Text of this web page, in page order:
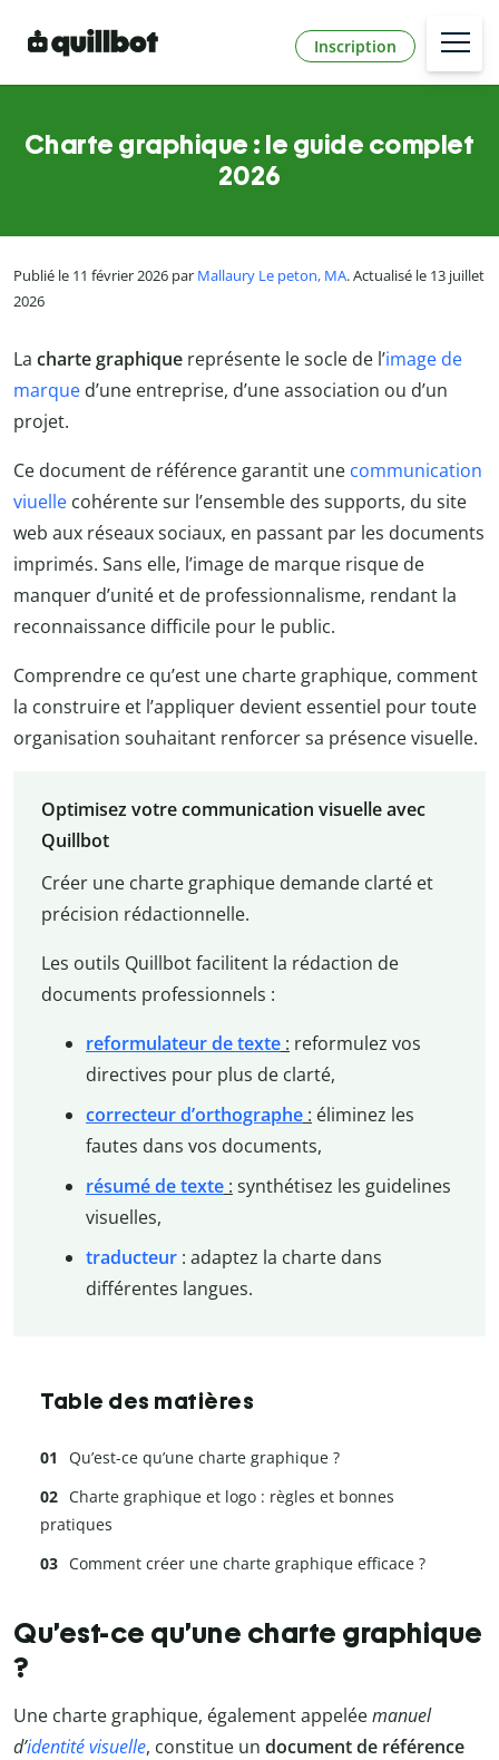
Inscription
Charte graphique : le guide complet
2026
Publié le 11 février 2026 par Mallaury Le peton, MA. Actualisé le 13 juillet
2026
La charte graphique représente le socle de l’image de
marque d’une entreprise, d’une association ou d’un
projet.
Ce document de référence garantit une communication
viuelle cohérente sur l’ensemble des supports, du site
web aux réseaux sociaux, en passant par les documents
imprimés. Sans elle, l’image de marque risque de
manquer d’unité et de professionnalisme, rendant la
reconnaissance difficile pour le public.
Comprendre ce qu’est une charte graphique, comment
la construire et l’appliquer devient essentiel pour toute
organisation souhaitant renforcer sa présence visuelle.
Optimisez votre communication visuelle avec
Quillbot
Créer une charte graphique demande clarté et
précision rédactionnelle.
Les outils Quillbot facilitent la rédaction de
documents professionnels :
reformulateur de texte: reformulez vos
directives pour plus de clarté,
correcteur d’orthographe: éliminez les
fautes dans vos documents,
résumé de texte: synthétisez les guidelines
visuelles,
traducteur: adaptez la charte dans
différentes langues.
Table des matières
Qu’est-ce qu’une charte graphique ?
Charte graphique et logo : règles et bonnes
pratiques
Comment créer une charte graphique efficace ?
Qu’est-ce qu’une charte graphique
?
Une charte graphique, également appeléemanuel
d’identité visuelle, constitue un document de référence